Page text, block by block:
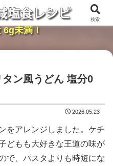
吉の減塩食レシピ」１
6g未満！
ン風うどん 塩分0
2026.05.23
をアレンジしました。ケチ
どもも大好きな王道の味が
で、パスタよりも時短にな
検索